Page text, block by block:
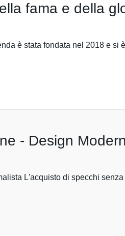
fama e della
è stata fondata nel 2018 e si
- Design
L'acquisto di specchi